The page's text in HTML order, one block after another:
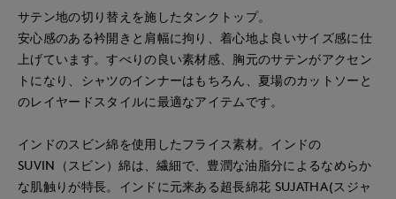
サテン地の切り替えを施したタンクトップ。
安心感のある衿開きと肩幅に拘り、着心地よ良いサイズ感に仕
上げています。すべりの良い素材感、胸元のサテンがアクセン
トになり、シャツのインナーはもちろん、夏場のカットソーと
のレイヤードスタイルに最適なアイテムです。
インドのスビン綿を使用したフライス素材。インドの
SUVIN（スビン）綿は、繊細で、豊潤な油脂分によるなめらか
な肌触りが特長。インドに元来ある超長綿花 SUJATHA(スジャ